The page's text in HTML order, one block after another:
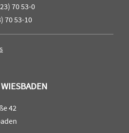
70 53-0
70 53-10
42